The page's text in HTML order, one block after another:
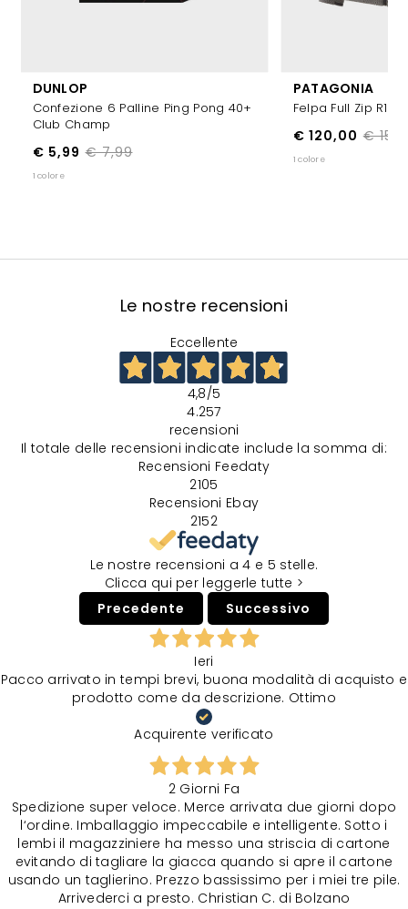
DUNLOP
Confezione 6 Palline Ping Pong 40+
Club Champ
€ 7,99
€ 5,99
1 colore
PATAGONIA
Felpa Full Zip R1 Air
€
€ 120,00
1 colore
Le nostre recensioni
Eccellente
4,8/5
4.257
recensioni
Il totale delle recensioni indicate include la somma di:
Recensioni Feedaty
2105
Recensioni Ebay
2152
Le nostre recensioni a 4 e 5 stelle.
Clicca qui per leggerle tutte >
Precedente
Successivo
Ieri
Pacco arrivato in tempi brevi, buona modalità di acquisto e
prodotto come da descrizione. Ottimo
Acquirente verificato
2 Giorni Fa
Spedizione super veloce. Merce arrivata due giorni dopo
l‘ordine. Imballaggio impeccabile e intelligente. Sotto i
lembi il magazziniere ha messo una striscia di cartone
evitando di tagliare la giacca quando si apre il cartone
usando un taglierino. Prezzo bassissimo per i miei tre pile.
Arrivederci a presto. Christian C. di Bolzano